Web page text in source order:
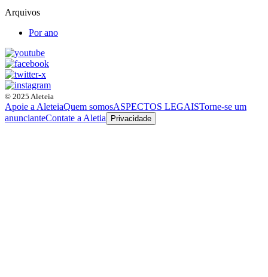
Arquivos
Por ano
© 2025 Aleteia
Apoie a AleteiaQuem somosASPECTOS LEGAISTorne-se um
anuncianteContate a Aletia Privacidade